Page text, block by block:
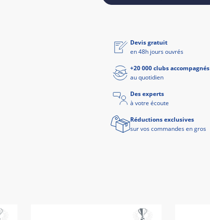
Devis gratuit
en 48h jours ouvrés
+20 000 clubs accompagnés
au quotidien
Des experts
à votre écoute
Réductions exclusives
sur vos commandes en gros